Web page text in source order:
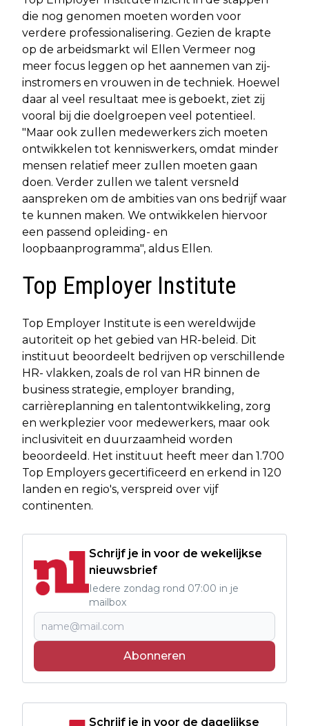
die nog genomen moeten worden voor
verdere professionalisering. Gezien de krapte
op de arbeidsmarkt wil Ellen Vermeer nog
meer focus leggen op het aannemen van zij-
instromers en vrouwen in de techniek. Hoewel
daar al veel resultaat mee is geboekt, ziet zij
vooral bij die doelgroepen veel potentieel.
"Maar ook zullen medewerkers zich moeten
ontwikkelen tot kenniswerkers, omdat minder
mensen relatief meer zullen moeten gaan
doen. Verder zullen we talent versneld
aanspreken om de ambities van ons bedrijf waar
te kunnen maken. We ontwikkelen hiervoor
een passend opleiding- en
loopbaanprogramma", aldus Ellen.
Top Employer Institute
Top Employer Institute is een wereldwijde
autoriteit op het gebied van HR-beleid. Dit
instituut beoordeelt bedrijven op verschillende
HR- vlakken, zoals de rol van HR binnen de
business strategie, employer branding,
carrièreplanning en talentontwikkeling, zorg
en werkplezier voor medewerkers, maar ook
inclusiviteit en duurzaamheid worden
beoordeeld. Het instituut heeft meer dan 1.700
Top Employers gecertificeerd en erkend in 120
landen en regio's, verspreid over vijf
continenten.
Schrijf je in voor de wekelijkse
nieuwsbrief
Iedere zondag rond 07:00 in je
mailbox
Abonneren
Schrijf je in voor de dagelijkse